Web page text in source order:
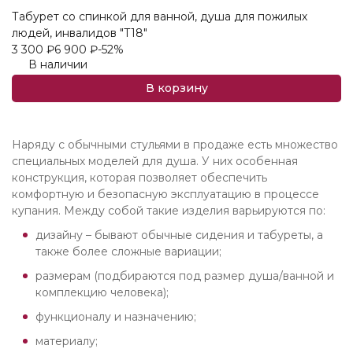
Табурет со спинкой для ванной, душа для пожилых
людей, инвалидов "T18"
3 300 ₽6 900 ₽-52%
В наличии
В корзину
Наряду с обычными стульями в продаже есть множество
специальных моделей для душа. У них особенная
конструкция, которая позволяет обеспечить
комфортную и безопасную эксплуатацию в процессе
купания. Между собой такие изделия варьируются по:
дизайну – бывают обычные сидения и табуреты, а
также более сложные вариации;
размерам (подбираются под размер душа/ванной и
комплекцию человека);
функционалу и назначению;
материалу;